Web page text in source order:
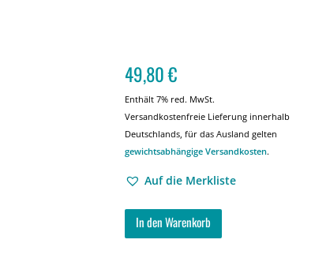
49,80€
Enthält 7% red. MwSt.
Versandkostenfreie Lieferung innerhalb
Deutschlands, für das Ausland gelten
gewichtsabhängige Versandkosten.
Auf die Merkliste
In den Warenkorb